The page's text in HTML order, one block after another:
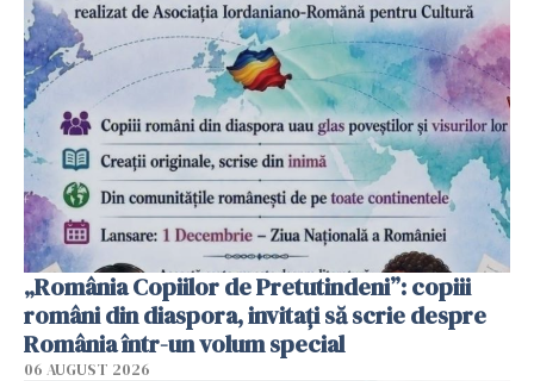
„România Copiilor de Pretutindeni”: copiii
români din diaspora, invitați să scrie despre
România într-un volum special
06 AUGUST 2026